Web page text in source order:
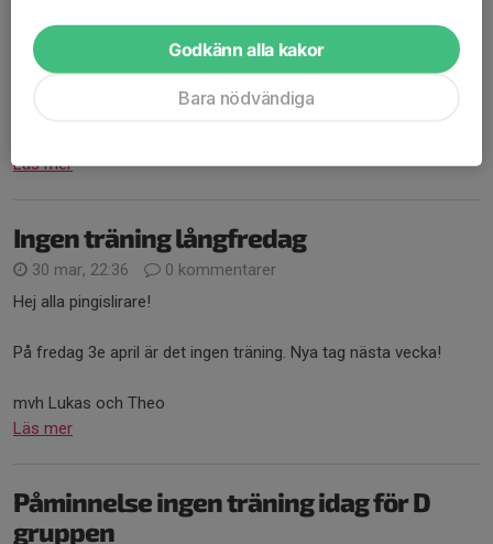
Hej!
Tyvärr har både jag och Theo fått förhinder idag och trots
letande ännu inte lyckats få tag på någon ersättare. Vi har inte
Läs mer
Ingen träning långfredag
30 mar, 22:36
0 kommentarer
Hej alla pingislirare!
På fredag 3e april är det ingen träning. Nya tag nästa vecka!
mvh Lukas och Theo
Läs mer
Påminnelse ingen träning idag för D
gruppen
Godkänn alla kakor
Bara nödvändiga